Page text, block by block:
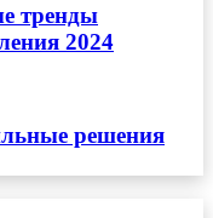
тренды
2024
решения